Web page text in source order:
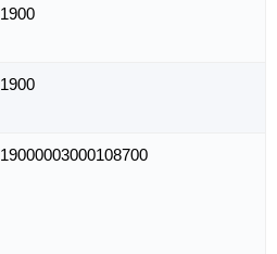
1900
1900
19000003000108700